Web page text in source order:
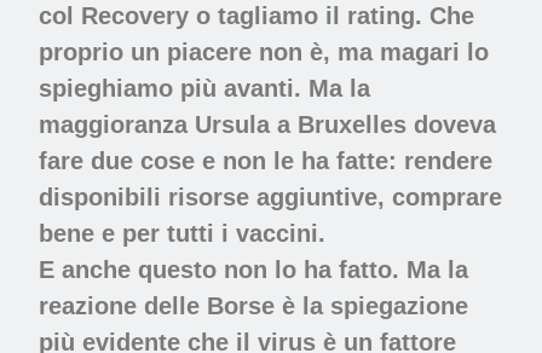
col Recovery o tagliamo il rating. Che
proprio un piacere non è, ma magari lo
spieghiamo più avanti. Ma la
maggioranza Ursula a Bruxelles doveva
fare due cose e non le ha fatte: rendere
disponibili risorse aggiuntive, comprare
bene e per tutti i vaccini.
E anche questo non lo ha fatto. Ma la
reazione delle Borse è la spiegazione
più evidente che il virus è un fattore